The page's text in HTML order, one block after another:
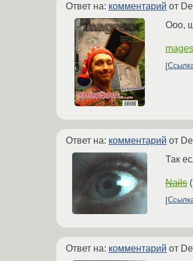
Ответ на: комментарий от
Ооо,
Ответ на: комментарий от
Так
Nails (
Ответ на: комментарий от